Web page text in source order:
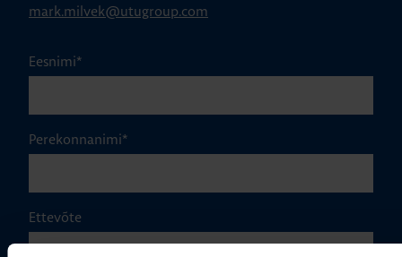
mark.milvek@utugroup.com
Eesnimi*
Perekonnanimi*
Ettevõte